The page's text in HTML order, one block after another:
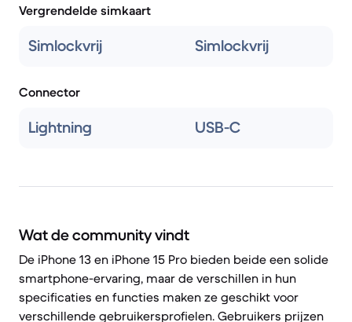
Vergrendelde simkaart
Simlockvrij Simlockvrij
Connector
Lightning USB-C
Wat de community vindt
De iPhone 13 en iPhone 15 Pro bieden beide een solide
smartphone-ervaring, maar de verschillen in hun
specificaties en functies maken ze geschikt voor
verschillende gebruikersprofielen. Gebruikers prijzen